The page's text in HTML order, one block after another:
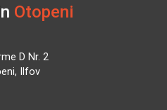
Otopeni
D Nr. 2
Ilfov